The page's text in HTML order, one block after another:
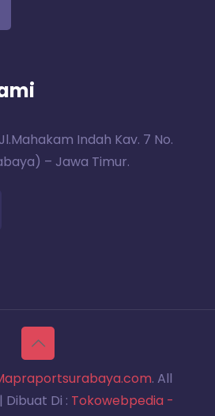
Indah Kav. 7 No.
– Jawa Timur.
. All
Dibuat Di : Tokowebpedia -